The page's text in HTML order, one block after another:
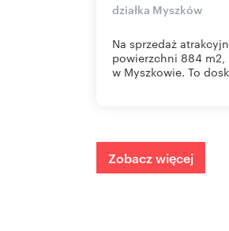
działka Myszków
Na sprzedaż
powierzchni 884 m2,
w Myszkowie. To
Zobacz więcej